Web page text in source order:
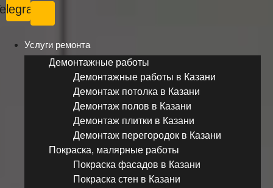
Услуги ремонта
Демонтажные работы
Демонтажные работы в Казани
Демонтаж потолка в Казани
Демонтаж полов в Казани
Демонтаж плитки в Казани
Демонтаж перегородок в Казани
Покраска, малярные работы
Покраска фасадов в Казани
Покраска стен в Казани